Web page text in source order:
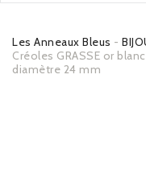
Les Anneaux Bleus
Créoles GRASSE or
diamètre 24 mm